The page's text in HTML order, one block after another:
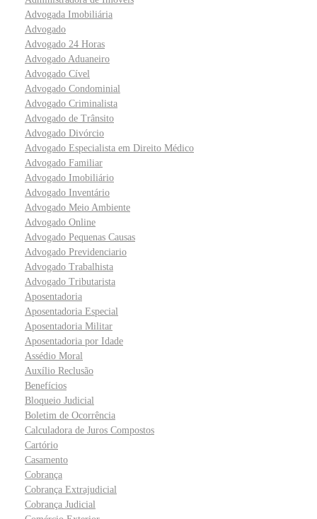
Advogada Imobiliária
Advogado
Advogado 24 Horas
Advogado Aduaneiro
Advogado Cível
Advogado Condominial
Advogado Criminalista
Advogado de Trânsito
Advogado Divórcio
Advogado Especialista em Direito Médico
Advogado Familiar
Advogado Imobiliário
Advogado Inventário
Advogado Meio Ambiente
Advogado Online
Advogado Pequenas Causas
Advogado Previdenciario
Advogado Trabalhista
Advogado Tributarista
Aposentadoria
Aposentadoria Especial
Aposentadoria Militar
Aposentadoria por Idade
Assédio Moral
Auxílio Reclusão
Benefícios
Bloqueio Judicial
Boletim de Ocorrência
Calculadora de Juros Compostos
Cartório
Casamento
Cobrança
Cobrança Extrajudicial
Cobrança Judicial